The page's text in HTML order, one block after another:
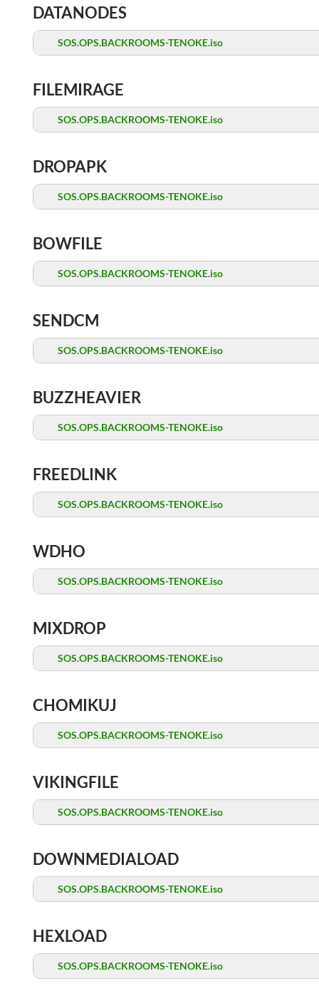
DATANODES
SOS.OPS.BACKROOMS-TENOKE.iso
FILEMIRAGE
SOS.OPS.BACKROOMS-TENOKE.iso
DROPAPK
SOS.OPS.BACKROOMS-TENOKE.iso
BOWFILE
SOS.OPS.BACKROOMS-TENOKE.iso
SENDCM
SOS.OPS.BACKROOMS-TENOKE.iso
BUZZHEAVIER
SOS.OPS.BACKROOMS-TENOKE.iso
FREEDLINK
SOS.OPS.BACKROOMS-TENOKE.iso
WDHO
SOS.OPS.BACKROOMS-TENOKE.iso
MIXDROP
SOS.OPS.BACKROOMS-TENOKE.iso
CHOMIKUJ
SOS.OPS.BACKROOMS-TENOKE.iso
VIKINGFILE
SOS.OPS.BACKROOMS-TENOKE.iso
DOWNMEDIALOAD
SOS.OPS.BACKROOMS-TENOKE.iso
HEXLOAD
SOS.OPS.BACKROOMS-TENOKE.iso